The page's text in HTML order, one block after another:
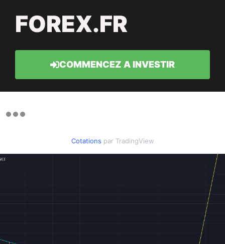
FOREX.FR
COMMENCEZ A INVESTIR
Cotations par TradingView